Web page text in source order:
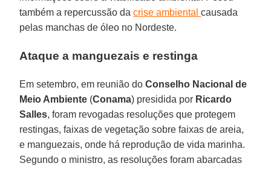
também a repercussão dacrise ambientalcausada
pelas manchas de óleo no Nordeste.
Ataque a manguezais e restinga
Em setembro, em reunião doConselho Nacional de
Meio Ambiente (Conama) presidida por Ricardo
Salles, foram revogadas resoluções que protegem
restingas, faixas de vegetação sobre faixas de areia,
e manguezais, onde há reprodução de vida marinha.
Segundo o ministro, as resoluções foram abarcadas